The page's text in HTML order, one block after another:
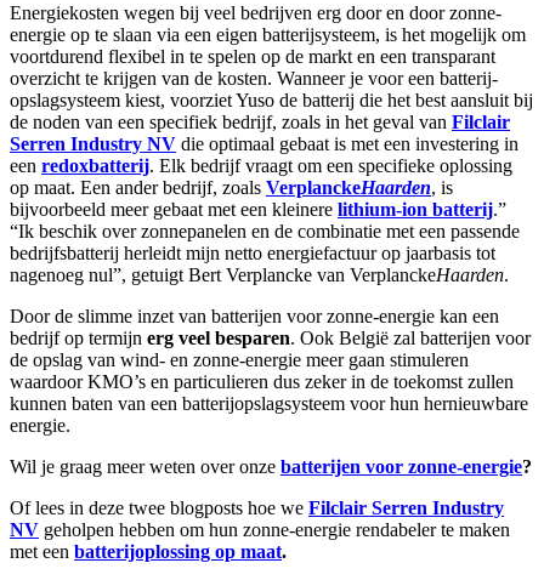
Energiekosten wegen bij veel bedrijven erg door en door zonne-
energie op te slaan via een eigen batterijsysteem, is het mogelijk om
voortdurend flexibel in te spelen op de markt en een transparant
overzicht te krijgen van de kosten. Wanneer je voor een batterij-
opslagsysteem kiest, voorziet Yuso de batterij die het best aansluit bij
de noden van een specifiek bedrijf, zoals in het geval van Filclair
Serren Industry NV die optimaal gebaat is met een investering in
een redoxbatterij. Elk bedrijf vraagt om een specifieke oplossing
op maat. Een ander bedrijf, zoals VerplanckeHaarden, is
bijvoorbeeld meer gebaat met een kleinere lithium-ion batterij.”
“Ik beschik over zonnepanelen en de combinatie met een passende
bedrijfsbatterij herleidt mijn netto energiefactuur op jaarbasis tot
nagenoeg nul”, getuigt Bert Verplancke van VerplanckeHaarden.
Door de slimme inzet van batterijen voor zonne-energie kan een
bedrijf op termijn erg veel besparen. Ook België zal batterijen voor
de opslag van wind- en zonne-energie meer gaan stimuleren
waardoor KMO’s en particulieren dus zeker in de toekomst zullen
kunnen baten van een batterijopslagsysteem voor hun hernieuwbare
energie.
Wil je graag meer weten over onze batterijen voor zonne-energie?
Of lees in deze twee blogposts hoe we Filclair Serren Industry
NV geholpen hebben om hun zonne-energie rendabeler te maken
met een batterijoplossing op maat.